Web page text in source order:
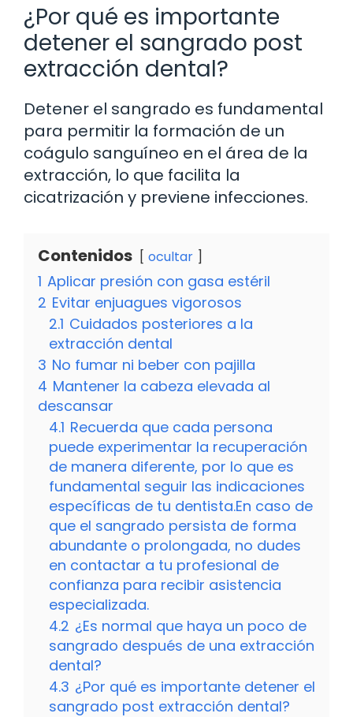
¿Por qué es importante
detener el sangrado post
extracción dental?
Detener el sangrado es fundamental
para permitir la formación de un
coágulo sanguíneo en el área de la
extracción, lo que facilita la
cicatrización y previene infecciones.
Contenidos ocultar
1 Aplicar presión con gasa estéril
2 Evitar enjuagues vigorosos
2.1 Cuidados posteriores a la
extracción dental
3 No fumar ni beber con pajilla
4 Mantener la cabeza elevada al
descansar
4.1 Recuerda que cada persona
puede experimentar la recuperación
de manera diferente, por lo que es
fundamental seguir las indicaciones
específicas de tu dentista.En caso de
que el sangrado persista de forma
abundante o prolongada, no dudes
en contactar a tu profesional de
confianza para recibir asistencia
especializada.
4.2 ¿Es normal que haya un poco de
sangrado después de una extracción
dental?
4.3 ¿Por qué es importante detener el
sangrado post extracción dental?